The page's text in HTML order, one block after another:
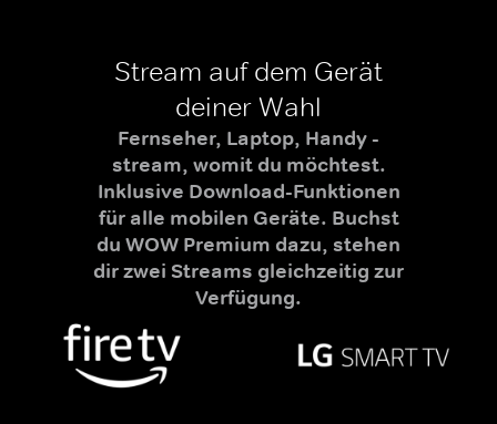
Stream auf dem Gerät
deiner Wahl
Fernseher, Laptop, Handy -
stream, womit du möchtest.
Inklusive Download-Funktionen
für alle mobilen Geräte. Buchst
du WOW Premium dazu, stehen
dir zwei Streams gleichzeitig zur
Verfügung.